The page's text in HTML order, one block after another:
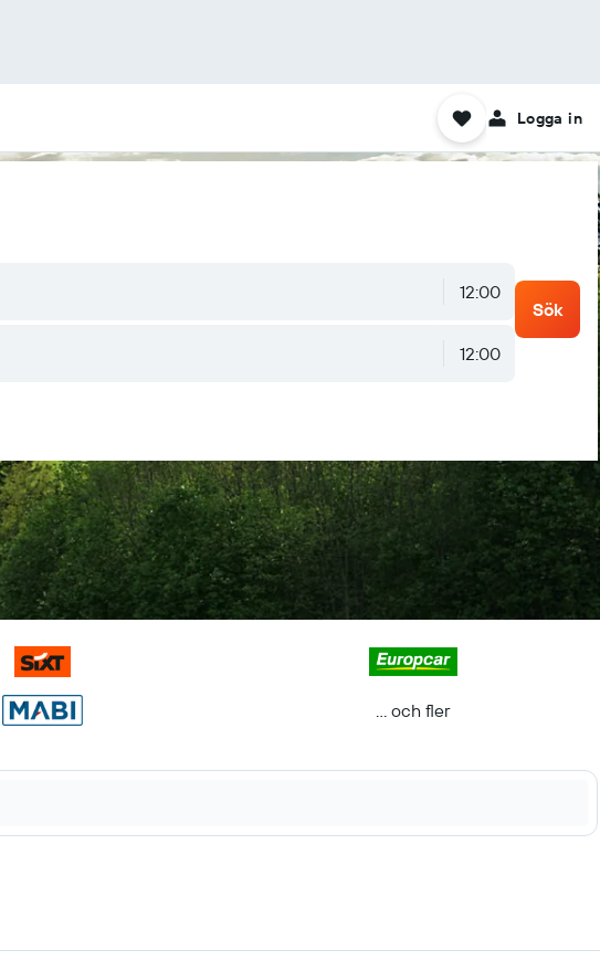
Logga in
12:00
12:00
Sök
... och fler